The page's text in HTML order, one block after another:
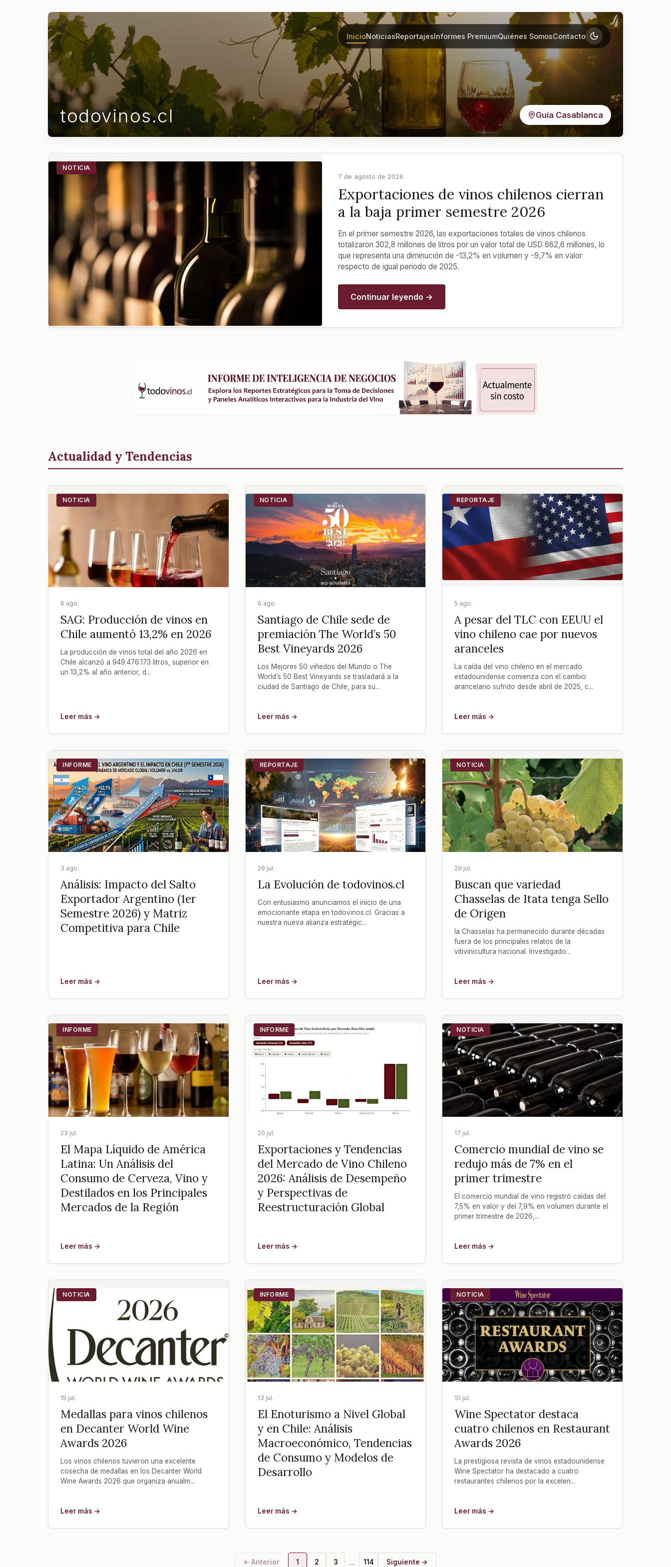
todovinos.cl
InicioNoticiasReportajesInformes PremiumQuiénes SomosContacto
Guía Casablanca
NOTICIA
7 de agosto de 2026
Exportaciones de vinos chilenos cierran
a la baja primer semestre 2026
En el primer semestre 2026, las exportaciones totales de vinos chilenos
totalizaron 302,8 millones de litros por un valor total de USD 662,6 millones, lo
que representa una diminución de -13,2% en volumen y -9,7% en valor
respecto de igual periodo de 2025.
Continuar leyendo →
Actualidad y Tendencias
NOTICIA
6 ago.
SAG: Producción de vinos en
Chile aumentó 13,2% en 2026
La producción de vinos total del año 2026 en
Chile alcanzó a 949.476.173 litros, superior en
un 13,2% al año anterior, d...
Leer más →
NOTICIA
6 ago.
Santiago de Chile sede de
premiación The World’s 50
Best Vineyards 2026
Los Mejores 50 viñedos del Mundo o The
World’s 50 Best Vineyards se trasladará a la
ciudad de Santiago de Chile, para su...
Leer más →
REPORTAJE
5 ago.
A pesar del TLC con EEUU el
vino chileno cae por nuevos
aranceles
La caída del vino chileno en el mercado
estadounidense comienza con el cambio
arancelario sufrido desde abril de 2025, c...
Leer más →
INFORME
3 ago.
Análisis: Impacto del Salto
Exportador Argentino (1er
Semestre 2026) y Matriz
Competitiva para Chile
Leer más →
REPORTAJE
29 jul.
La Evolución de todovinos.cl
Con entusiasmo anunciamos el inicio de una
emocionante etapa en todovinos.cl. Gracias a
nuestra nueva alianza estratégic...
Leer más →
NOTICIA
29 jul.
Buscan que variedad
Chasselas de Itata tenga Sello
de Origen
la Chasselas ha permanecido durante décadas
fuera de los principales relatos de la
vitivinicultura nacional. Investigado...
Leer más →
INFORME
23 jul.
El Mapa Líquido de América
Latina: Un Análisis del
Consumo de Cerveza, Vino y
Destilados en los Principales
Mercados de la Región
Leer más →
INFORME
20 jul.
Exportaciones y Tendencias
del Mercado de Vino Chileno
2026: Análisis de Desempeño
y Perspectivas de
Reestructuración Global
Leer más →
NOTICIA
17 jul.
Comercio mundial de vino se
redujo más de 7% en el
primer trimestre
El comercio mundial de vino registró caídas del
7,5% en valor y del 7,9% en volumen durante el
primer trimestre de 2026,...
Leer más →
NOTICIA
15 jul.
Medallas para vinos chilenos
en Decanter World Wine
Awards 2026
Los vinos chilenos tuvieron una excelente
cosecha de medallas en los Decanter World
Wine Awards 2026 que organiza anualm...
Leer más →
INFORME
13 jul.
El Enoturismo a Nivel Global
y en Chile: Análisis
Macroeconómico, Tendencias
de Consumo y Modelos de
Desarrollo
Leer más →
NOTICIA
10 jul.
Wine Spectator destaca
cuatro chilenos en Restaurant
Awards 2026
La prestigiosa revista de vinos estadounidense
Wine Spectator ha destacado a cuatro
restaurantes chilenos por la excelen...
Leer más →
← Anterior 1 2 3 ... 114 Siguiente →